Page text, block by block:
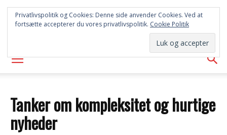
SYD
AVISEN
Tanker om kompleksitet og hurtige
nyheder
Privatlivspolitik og Cookies: Denne side anvender Cookies. Ved at
fortsætte accepterer du vores privatlivspolitik. Cookie Politik